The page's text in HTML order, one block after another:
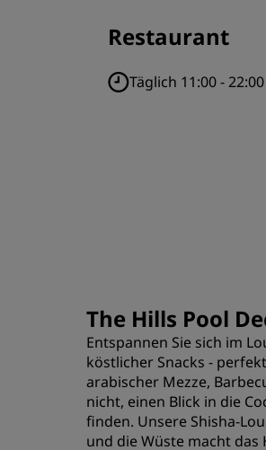
Restaurant
Täglich 11:00 - 22:00
The Hills Pool
Entspannen Sie sich im
köstlicher Snacks ‑
arabischer Mezze,
nicht, einen Blick in die
finden. Unsere Shisha-
und die Wüste macht